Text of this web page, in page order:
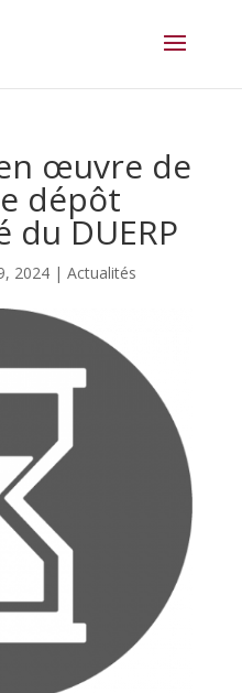
œuvre de
dépôt
DUERP
2024| Actualités